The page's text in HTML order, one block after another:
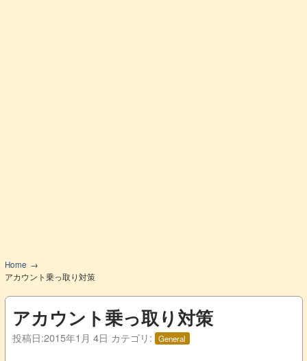
Home
アカウント乗っ取り対策
アカウント乗っ取り対策
投稿日:2015年1月 4日 カテゴリ: General